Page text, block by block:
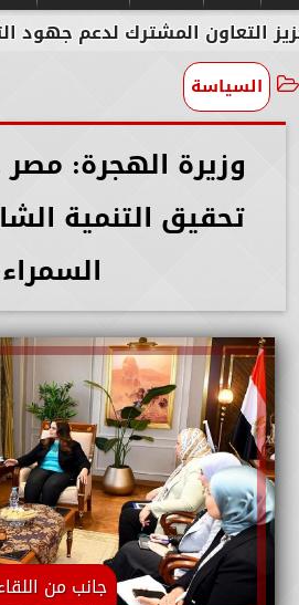
لدعم جهود التنمية
السياسة
وزيرة الهجرة:
تحقيق التنمية
السمراء
جانب من